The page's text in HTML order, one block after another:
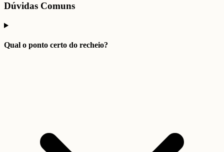
Dúvidas Comuns
Qual o ponto certo do recheio?